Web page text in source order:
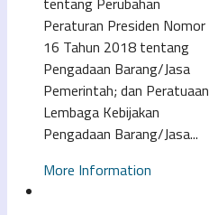
Peraturan Presiden Nomor
16 Tahun 2018 tentang
Pengadaan Barang/Jasa
Pemerintah; dan Peratuaan
Lembaga Kebijakan
Pengadaan Barang/Jasa...
More Information